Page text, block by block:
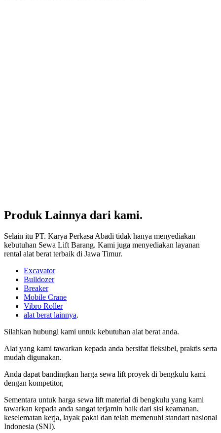
Produk Lainnya dari kami.
Selain itu PT. Karya Perkasa Abadi tidak hanya menyediakan
kebutuhan Sewa Lift Barang. Kami juga menyediakan layanan
rental alat berat terbaik di Jawa Timur.
Excavator
Bulldozer
Breaker
Mobile Crane
Vibro Roller
alat berat lainnya.
Silahkan hubungi kami untuk kebutuhan alat berat anda.
Alat yang kami tawarkan kepada anda bersifat fleksibel, praktis serta
mudah digunakan.
Anda dapat bandingkan harga sewa lift proyek di bengkulu kami
dengan kompetitor,
Sementara untuk harga sewa lift material di bengkulu yang kami
tawarkan kepada anda sangat terjamin baik dari sisi keamanan,
keselematan kerja, layak pakai dan telah memenuhi standart nasional
Indonesia (SNI).